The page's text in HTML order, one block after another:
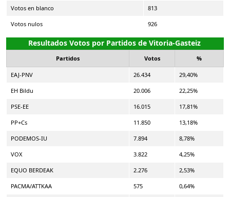
Votos en blanco 813
Votos nulos 926
Resultados Votos por Partidos de Vitoria-Gasteiz
Partidos Votos %
EAJ-PNV 26.434 29,40%
EH Bildu 20.006 22,25%
PSE-EE 16.015 17,81%
PP+Cs 11.850 13,18%
PODEMOS-IU 7.894 8,78%
VOX 3.822 4,25%
EQUO BERDEAK 2.276 2,53%
PACMA/ATTKAA 575 0,64%